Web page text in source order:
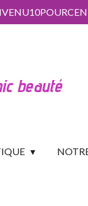
beauté